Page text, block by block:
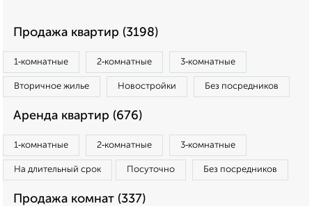
Продажа квартир (3198)
1‑комнатные 2‑комнатные 3‑комнатные
Вторичное жилье Новостройки Без посредников
Аренда квартир (676)
1‑комнатные 2‑комнатные 3‑комнатные
На длительный срок Посуточно Без посредников
Продажа комнат (337)